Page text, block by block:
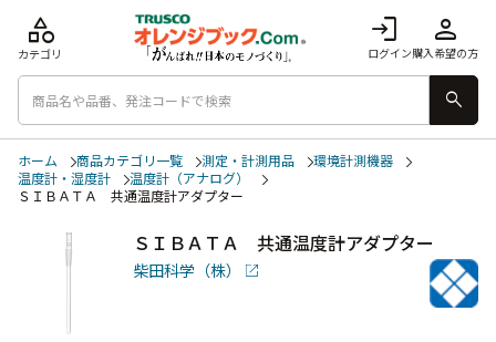
login
ログイン
person
購入希望の方
category
カテゴリ
search
ホーム 商品カテゴリ一覧 測定・計測用品
環境計測機器
温度計・湿度計
温度計（アナログ）
ＳＩＢＡＴＡ 共通温度計アダプター
ＳＩＢＡＴＡ 共通温度計アダプター
柴田科学（株）